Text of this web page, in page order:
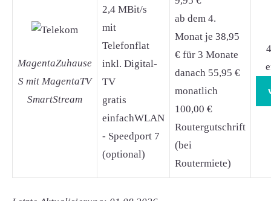
MagentaZuhause
S mit MagentaTV
SmartStream
2,4 MBit/s
mit
Telefonflat
inkl. Digital-
TV
gratis
einfachWLAN
- Speedport 7
(optional)
ab dem 4.
Monat je 38,95
€ für 3 Monate
danach 55,95 €
monatlich
100,00 €
Routergutschrift
(bei
Routermiete)